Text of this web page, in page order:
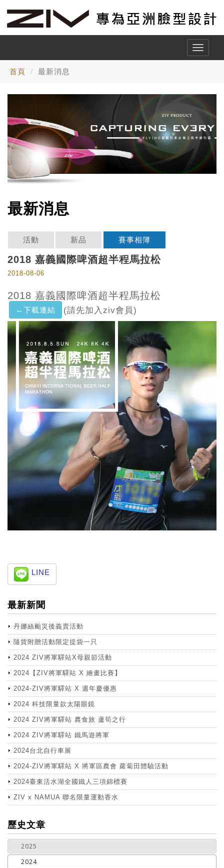
Toggle
首頁 最新消息
最新消息
活動 新品 賽事相簿
2018 嘉義國際啤酒超半程馬拉松
2018-08-06
2018 嘉義國際啤酒超半程馬拉松
←下載連結 (請先加入ziv會員)
LINE
最新新聞
丹娜絲颱災後義賣活動
隨貨附贈活動限定提袋一只
2024 ZIV將軍驛站X母親節活動
2024【ZIV將軍驛站 X 繪畫比賽】
2024-ZIV將軍驛站 X 週年慶優惠
2024 科技限量款太陽眼鏡
2024 ZIV將軍驛站 農食旅 蘆筍之行
2024 ZIV將軍驛站 鐵馬遊將軍
2024台北自行車展
2024-ZIV將軍驛站 X 將軍區農會 蘿蔔田體驗活動
2024臺東活水湖全國鐵人三項錦標賽
ZIV x NAMUA 聯名限量運動香水
more
歷史文章
2025
2024